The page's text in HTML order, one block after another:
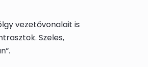
vezetővonalait is
Szeles,